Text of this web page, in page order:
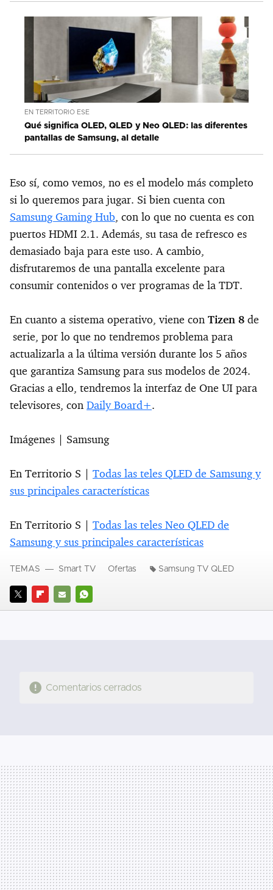
EN TERRITORIO ESE
Qué significa OLED, QLED y Neo QLED: las diferentes
pantallas de Samsung, al detalle
Eso sí, como vemos, no es el modelo más completo
si lo queremos para jugar. Si bien cuenta con
Samsung Gaming Hub, con lo que no cuenta es con
puertos HDMI 2.1. Además, su tasa de refresco es
demasiado baja para este uso. A cambio,
disfrutaremos de una pantalla excelente para
consumir contenidos o ver programas de la TDT.
En cuanto a sistema operativo, viene con Tizen 8 de
serie, por lo que no tendremos problema para
actualizarla a la última versión durante los 5 años
que garantiza Samsung para sus modelos de 2024.
Gracias a ello, tendremos la interfaz de One UI para
televisores, con Daily Board+.
Imágenes | Samsung
En Territorio S | Todas las teles QLED de Samsung y
sus principales características
En Territorio S | Todas las teles Neo QLED de
Samsung y sus principales características
TWITTERFLIPBOARD
E- WHATSAPP
TEMAS Smart TV Ofertas Samsung TV QLED
Comentarios cerrados